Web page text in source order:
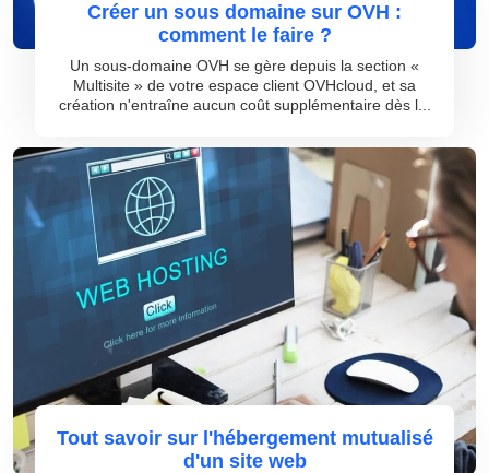
Créer un sous domaine sur OVH :
comment le faire ?
Un sous-domaine OVH se gère depuis la section «
Multisite » de votre espace client OVHcloud, et sa
création n'entraîne aucun coût supplémentaire dès l...
Tout savoir sur l'hébergement mutualisé
d'un site web